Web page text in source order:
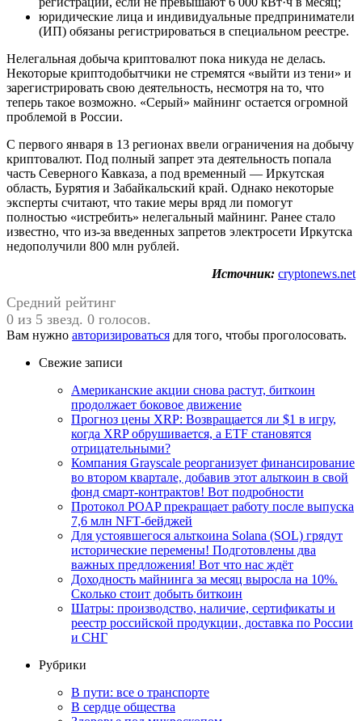
юридические лица и индивидуальные предприниматели
(ИП) обязаны регистрироваться в специальном реестре.
Нелегальная добыча криптовалют пока никуда не делась.
Некоторые криптодобытчики не стремятся «выйти из тени» и
зарегистрировать свою деятельность, несмотря на то, что
теперь такое возможно. «Серый» майнинг остается огромной
проблемой в России.
С первого января в 13 регионах ввели ограничения на добычу
криптовалют. Под полный запрет эта деятельность попала
часть Северного Кавказа, а под временный — Иркутская
область, Бурятия и Забайкальский край. Однако некоторые
эксперты считают, что такие меры вряд ли помогут
полностью «истребить» нелегальный майнинг. Ранее стало
известно, что из-за введенных запретов электросети Иркутска
недополучили 800 млн рублей.
Источник: cryptonews.net
Средний рейтинг
0 из 5 звезд. 0 голосов.
Вам нужно авторизироваться для того, чтобы проголосовать.
Свежие записи
Американские акции снова растут, биткоин
продолжает боковое движение
Прогноз цены XRP: Возвращается ли $1 в игру,
когда XRP обрушивается, а ETF становятся
отрицательными?
Компания Grayscale реорганизует финансирование
во втором квартале, добавив этот альткоин в свой
фонд смарт-контрактов! Вот подробности
Протокол POAP прекращает работу после выпуска
7,6 млн NFT‑бейджей
Для устоявшегося альткоина Solana (SOL) грядут
исторические перемены! Подготовлены два
важных предложения! Вот что нас ждёт
Доходность майнинга за месяц выросла на 10%.
Сколько стоит добыть биткоин
Шатры: производство, наличие, сертификаты и
реестр российской продукции, доставка по России
и СНГ
Рубрики
В пути: все о транспорте
В сердце общества